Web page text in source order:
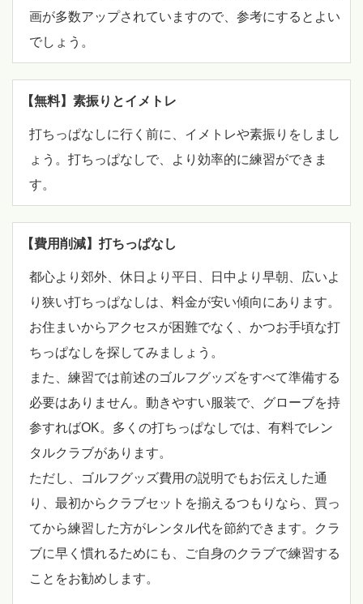
画が多数アップされていますので、参考にするとよい
でしょう。
【無料】素振りとイメトレ
打ちっぱなしに行く前に、イメトレや素振りをしまし
ょう。打ちっぱなしで、より効率的に練習ができま
す。
【費用削減】打ちっぱなし
都心より郊外、休日より平日、日中より早朝、広いよ
り狭い打ちっぱなしは、料金が安い傾向にあります。
お住まいからアクセスが困難でなく、かつお手頃な打
ちっぱなしを探してみましょう。
また、練習では前述のゴルフグッズをすべて準備する
必要はありません。動きやすい服装で、グローブを持
参すればOK。多くの打ちっぱなしでは、有料でレン
タルクラブがあります。
ただし、ゴルフグッズ費用の説明でもお伝えした通
り、最初からクラブセットを揃えるつもりなら、買っ
てから練習した方がレンタル代を節約できます。クラ
ブに早く慣れるためにも、ご自身のクラブで練習する
ことをお勧めします。